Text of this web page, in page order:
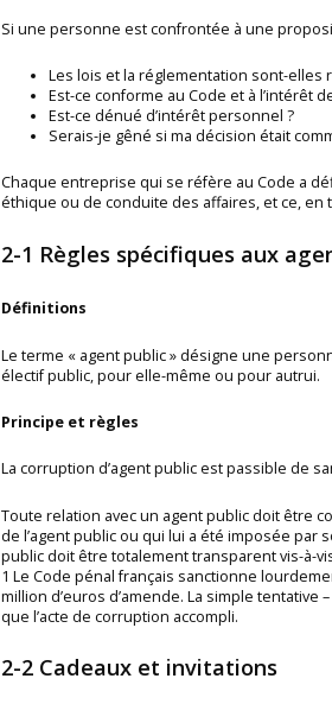
Si une personne est confrontée à une
Les lois et la réglementation sont-elles
Est-ce conforme au Code et à l’intérêt
Est-ce dénué d’intérêt personnel ?
Serais-je gêné si ma décision était
Chaque entreprise qui se réfère au Code a
éthique ou de conduite des affaires, et ce, en
2-1 Règles spécifiques aux
Définitions
Le terme « agent public » désigne une
électif public, pour elle-même ou pour autrui.
Principe et règles
La corruption d’agent public est passible de
Toute relation avec un agent public doit être
de l’agent public ou qui lui a été imposée par
public doit être totalement transparent vis-à-
1 Le Code pénal français sanctionne
million d’euros d’amende. La simple
que l’acte de corruption accompli.
2-2 Cadeaux et invitations